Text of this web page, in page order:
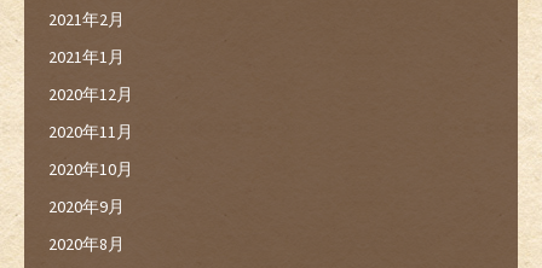
2021年2月
2021年1月
2020年12月
2020年11月
2020年10月
2020年9月
2020年8月